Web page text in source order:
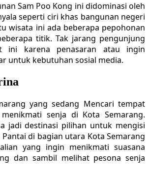
Sam Poo Kong ini didominasi oleh
seperti ciri khas bangunan negeri
wisata ini ada beberapa pepohonan
titik. Tak jarang pengunjung
ini karena penasaran atau ingin
untuk kebutuhan sosial media.
yang sedang Mencari tempat
senja di Kota Semarang.
jadi destinasi pilihan untuk mengisi
di bagian utara Kota Semarang
yang ingin menikmati suasana
dan sambil melihat pesona senja